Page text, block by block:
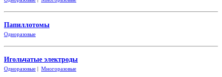
Папиллотомы
Одноразовые
Игольчатые электроды
Одноразовые | Многоразовые